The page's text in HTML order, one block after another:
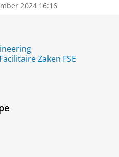
2024 16:16
Zaken FSE